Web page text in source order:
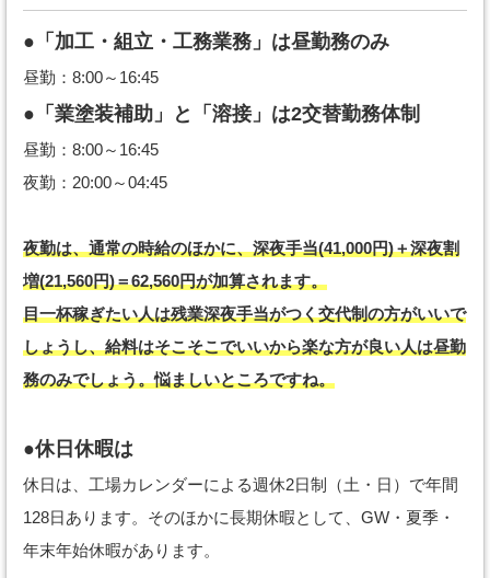
●「加工・組立・工務業務」は昼勤務のみ
昼勤：8:00～16:45
●「業塗装補助」と「溶接」は2交替勤務体制
昼勤：8:00～16:45
夜勤：20:00～04:45
夜勤は、通常の時給のほかに、深夜手当(41,000円)＋深夜割
増(21,560円)＝62,560円が加算されます。
目一杯稼ぎたい人は残業深夜手当がつく交代制の方がいいで
しょうし、給料はそこそこでいいから楽な方が良い人は昼勤
務のみでしょう。悩ましいところですね。
●休日休暇は
休日は、工場カレンダーによる週休2日制（土・日）で年間
128日あります。そのほかに長期休暇として、GW・夏季・
年末年始休暇があります。